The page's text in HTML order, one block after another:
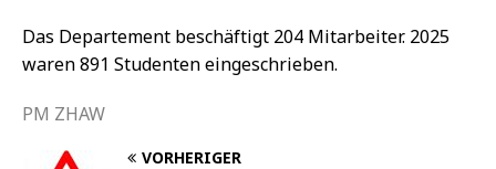
Das Departement beschäftigt 204 Mitarbeiter. 2025
waren 891 Studenten eingeschrieben.
PM ZHAW
VORHERIGER